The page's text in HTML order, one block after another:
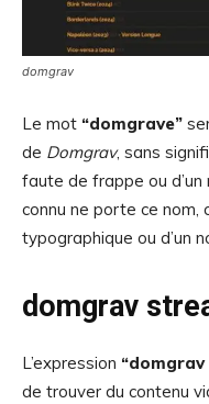
domgrav
Le mot “domgrave”
de Domgrav, sans
faute de frappe ou
connu ne porte ce nom,
typographique ou d’un
domgrav
L’expression
de trouver du contenu